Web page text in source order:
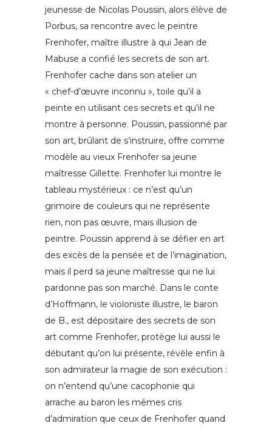
jeunesse de Nicolas Poussin, alors élève de
Porbus, sa rencontre avec le peintre
Frenhofer, maître illustre à qui Jean de
Mabuse a confié les secrets de son art.
Frenhofer cache dans son atelier un
« chef-d’œuvre inconnu », toile qu’il a
peinte en utilisant ces secrets et qu’il ne
montre à personne. Poussin, passionné par
son art, brûlant de s’instruire, offre comme
modèle au vieux Frenhofer sa jeune
maîtresse Gillette. Frenhofer lui montre le
tableau mystérieux : ce n’est qu’un
grimoire de couleurs qui ne représente
rien, non pas œuvre, mais illusion de
peintre. Poussin apprend à se défier en art
des excès de la pensée et de l’imagination,
mais il perd sa jeune maîtresse qui ne lui
pardonne pas son marché. Dans le conte
d’Hoffmann, le violoniste illustre, le baron
de B., est dépositaire des secrets de son
art comme Frenhofer, protège lui aussi le
débutant qu’on lui présente, révèle enfin à
son admirateur la magie de son exécution :
on n’entend qu’une cacophonie qui
arrache au baron les mêmes cris
d’admiration que ceux de Frenhofer quand